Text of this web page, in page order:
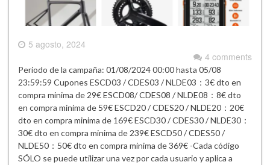
5 agosto, 2024
4 comments
Periodo de la campaña: 01/08/2024 00:00 hasta 05/08
23:59:59 Cupones ESCD03 / CDES03 / NLDE03：3€ dto en
compra minima de 29€ ESCD08/ CDES08 / NLDE08：8€ dto
en compra minima de 59€ ESCD20 / CDES20 / NLDE20：20€
dto en compra minima de 169€ ESCD30 / CDES30 / NLDE30：
30€ dto en compra minima de 239€ ESCD50 / CDES50 /
NLDE50：50€ dto en compra minima de 369€ -Cada código
SÓLO se puede utilizar una vez por cada usuario y aplica a